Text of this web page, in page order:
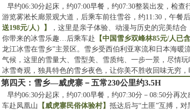
早约06:30分起床，约07:00早餐，约07:30整装出发，检
游览雾淞长廊景观大道，后乘车前往雪谷，约11:30，午
送198元/人）】
，这里是亲子体验、动漫与历史的完美结
你带来的冰雪乐趣…后乘车赴
【中国雪乡双峰林85元/人已含
龙江冰雪在雪乡”主景区。雪乡受西伯利亚寒流和日本海暖
气候，这里的雪量大、雪型美、雪质纯、一步一景，尽情
冰雪奇观，独具特色的雪乡夜色，让你美不胜收回味无穷，
第四天：雪乡—威虎寨－五常230公里约3.5H
早约06:30分起床，约07:00早餐，约07:30分－08:50分再
车赴凤凰山 【威虎寨民俗体验村】 抵达后与“土匪”互搏，